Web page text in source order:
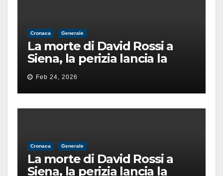
Cronaca Generale
La morte di David Rossi a
Siena, la perizia lancia la
pista di un’intimidazione
finita male
Feb 24, 2026
Cronaca Generale
La morte di David Rossi a
Siena, la perizia lancia la